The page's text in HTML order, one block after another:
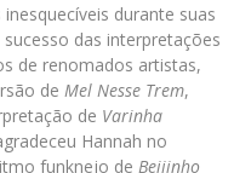
durante suas
das interpretações
de renomados artistas,
de Mel Nesse Trem,
de Varinha
Hannah no
funknejo de Beijinho